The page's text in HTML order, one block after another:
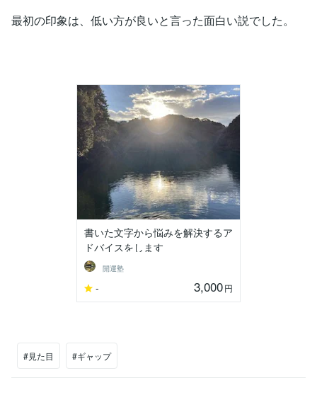
最初の印象は、低い方が良いと言った面白い説でした。
書いた文字から悩みを解決するア
ドバイスをします
開運塾
- 3,000円
#見た目 #ギャップ